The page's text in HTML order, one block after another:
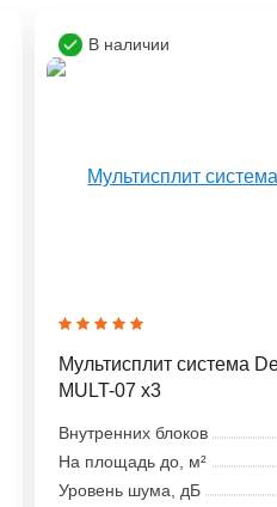
В наличии
Мультисплит система
MULT-07 x3
Внутренних блоков
На площадь до, м²
Уровень шума, дБ